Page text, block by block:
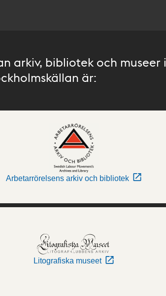
arkiv, bibliotek och museer i
är:
Arbetarrörelsens arkiv och bibliotek
Litografiska museet